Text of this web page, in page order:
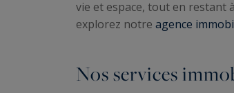
vie et espace, tout en restant
explorez notre agence
Nos services